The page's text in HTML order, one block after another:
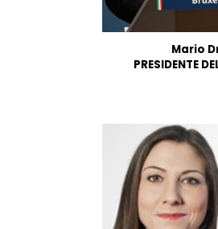
Mario
PRESIDENTE